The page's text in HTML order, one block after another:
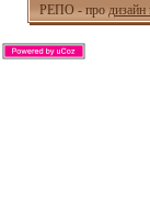
РЕПО - про